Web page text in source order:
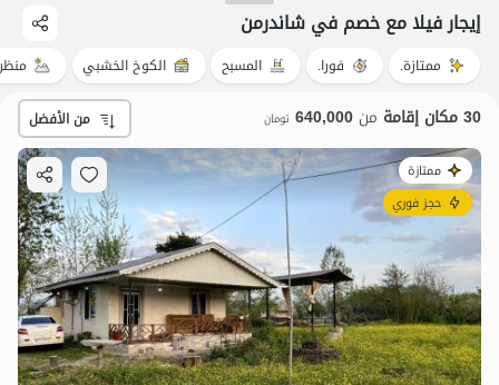
إيجار فيلا مع خصم في شاندرمن
ممتازة. فورا. المسبح الكوخ الخشبي
30 مكان إقامة من 640,000 تومان من الأفضل
ممتازة
حجز فوري